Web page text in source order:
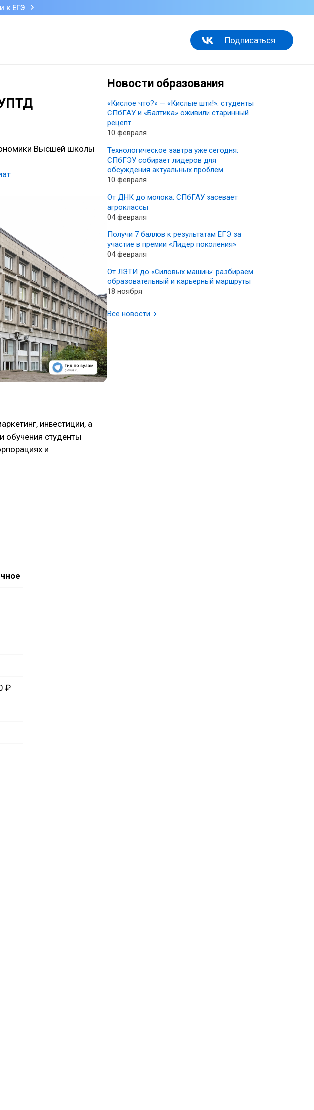
к ЕГЭ
Подписаться
Новости образования
«Кислое что?» — «Кислые шти!»: студенты
СПбГАУ и «Балтика» оживили старинный
рецепт
10 февраля
Технологическое завтра уже сегодня:
СПбГЭУ собирает лидеров для
обсуждения актуальных проблем
10 февраля
От ДНК до молока: СПбГАУ засевает
агроклассы
04 февраля
Получи 7 баллов к результатам ЕГЭ за
участие в премии «Лидер поколения»
04 февраля
От ЛЭТИ до «Силовых машин»: разбираем
образовательный и карьерный маршруты
18 ноября
Все новости
Высшей школы
инвестиции, а
обучения студенты
и
₽